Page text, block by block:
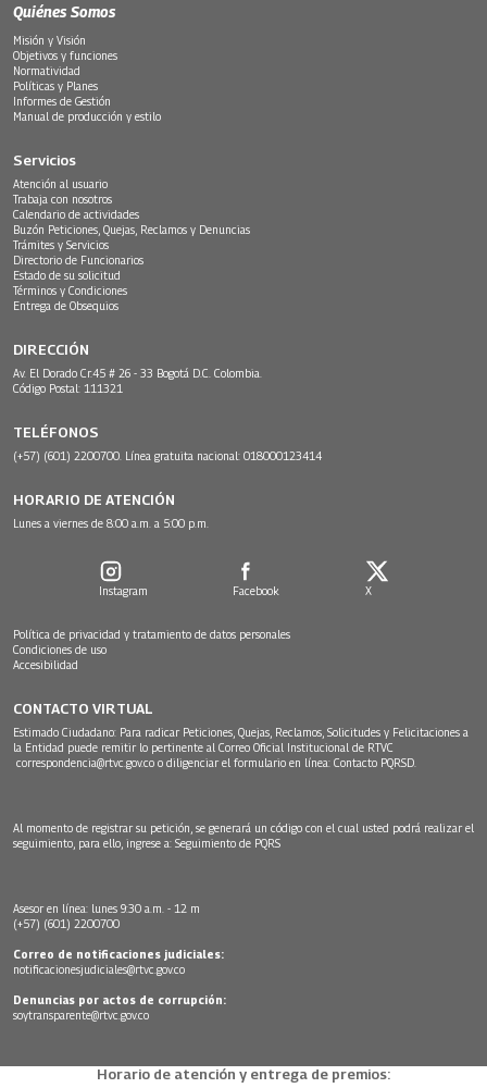
Quiénes Somos
Misión y Visión
Objetivos y funciones
Normatividad
Políticas y Planes
Informes de Gestión
Manual de producción y estilo
Servicios
Atención al usuario
Trabaja con nosotros
Calendario de actividades
Buzón Peticiones, Quejas, Reclamos y Denuncias
Trámites y Servicios
Directorio de Funcionarios
Estado de su solicitud
Términos y Condiciones
Entrega de Obsequios
DIRECCIÓN
Av. El Dorado Cr.45 # 26 - 33 Bogotá D.C. Colombia.
Código Postal: 111321
TELÉFONOS
(+57) (601) 2200700. Línea gratuita nacional: 018000123414
HORARIO DE ATENCIÓN
Lunes a viernes de 8:00 a.m. a 5:00 p.m.
Instagram Facebook X
Política de privacidad y tratamiento de datos personales
Condiciones de uso
Accesibilidad
CONTACTO VIRTUAL
Estimado Ciudadano: Para radicar Peticiones, Quejas, Reclamos, Solicitudes y Felicitaciones a
la Entidad puede remitir lo pertinente al Correo Oficial Institucional de RTVC
correspondencia@rtvc.gov.co o diligenciar el formulario en línea: Contacto PQRSD.
Al momento de registrar su petición, se generará un código con el cual usted podrá realizar el
seguimiento, para ello, ingrese a: Seguimiento de PQRS
Asesor en línea: lunes 9:30 a.m. - 12 m
(+57) (601) 2200700
Correo de notificaciones judiciales:
notificacionesjudiciales@rtvc.gov.co
Denuncias por actos de corrupción:
soytransparente@rtvc.gov.co
Horario de atención y entrega de premios: